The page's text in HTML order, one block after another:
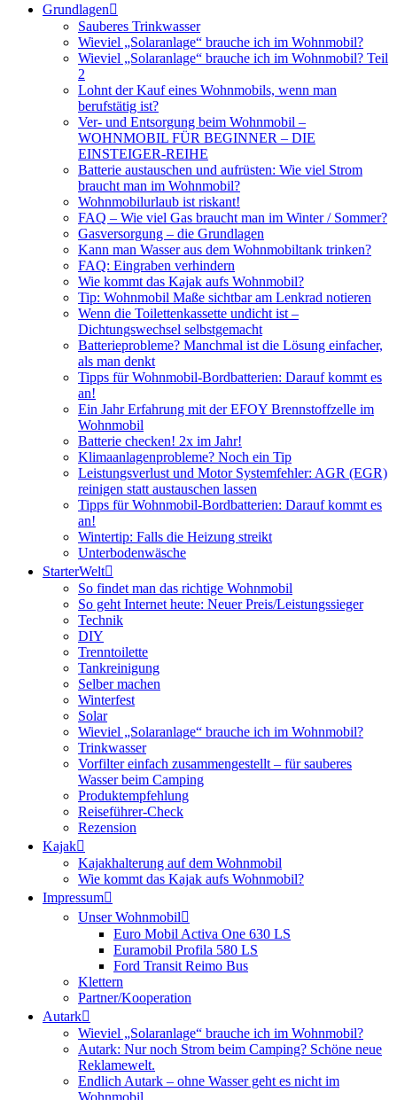
Grundlagen
Sauberes Trinkwasser
Wieviel „Solaranlage“ brauche ich im Wohnmobil?
Wieviel „Solaranlage“ brauche ich im Wohnmobil? Teil
2
Lohnt der Kauf eines Wohnmobils, wenn man
berufstätig ist?
Ver- und Entsorgung beim Wohnmobil –
WOHNMOBIL FÜR BEGINNER – DIE
EINSTEIGER-REIHE
Batterie austauschen und aufrüsten: Wie viel Strom
braucht man im Wohnmobil?
Wohnmobilurlaub ist riskant!
FAQ – Wie viel Gas braucht man im Winter / Sommer?
Gasversorgung – die Grundlagen
Kann man Wasser aus dem Wohnmobiltank trinken?
FAQ: Eingraben verhindern
Wie kommt das Kajak aufs Wohnmobil?
Tip: Wohnmobil Maße sichtbar am Lenkrad notieren
Wenn die Toilettenkassette undicht ist –
Dichtungswechsel selbstgemacht
Batterieprobleme? Manchmal ist die Lösung einfacher,
als man denkt
Tipps für Wohnmobil-Bordbatterien: Darauf kommt es
an!
Ein Jahr Erfahrung mit der EFOY Brennstoffzelle im
Wohnmobil
Batterie checken! 2x im Jahr!
Klimaanlagenprobleme? Noch ein Tip
Leistungsverlust und Motor Systemfehler: AGR (EGR)
reinigen statt austauschen lassen
Tipps für Wohnmobil-Bordbatterien: Darauf kommt es
an!
Wintertip: Falls die Heizung streikt
Unterbodenwäsche
StarterWelt
So findet man das richtige Wohnmobil
So geht Internet heute: Neuer Preis/Leistungssieger
Technik
DIY
Trenntoilette
Tankreinigung
Selber machen
Winterfest
Solar
Wieviel „Solaranlage“ brauche ich im Wohnmobil?
Trinkwasser
Vorfilter einfach zusammengestellt – für sauberes
Wasser beim Camping
Produktempfehlung
Reiseführer-Check
Rezension
Kajak
Kajakhalterung auf dem Wohnmobil
Wie kommt das Kajak aufs Wohnmobil?
Impressum
Unser Wohnmobil
Euro Mobil Activa One 630 LS
Euramobil Profila 580 LS
Ford Transit Reimo Bus
Klettern
Partner/Kooperation
Autark
Wieviel „Solaranlage“ brauche ich im Wohnmobil?
Autark: Nur noch Strom beim Camping? Schöne neue
Reklamewelt.
Endlich Autark – ohne Wasser geht es nicht im
Wohnmobil